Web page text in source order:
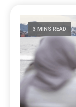
3 MINS READ